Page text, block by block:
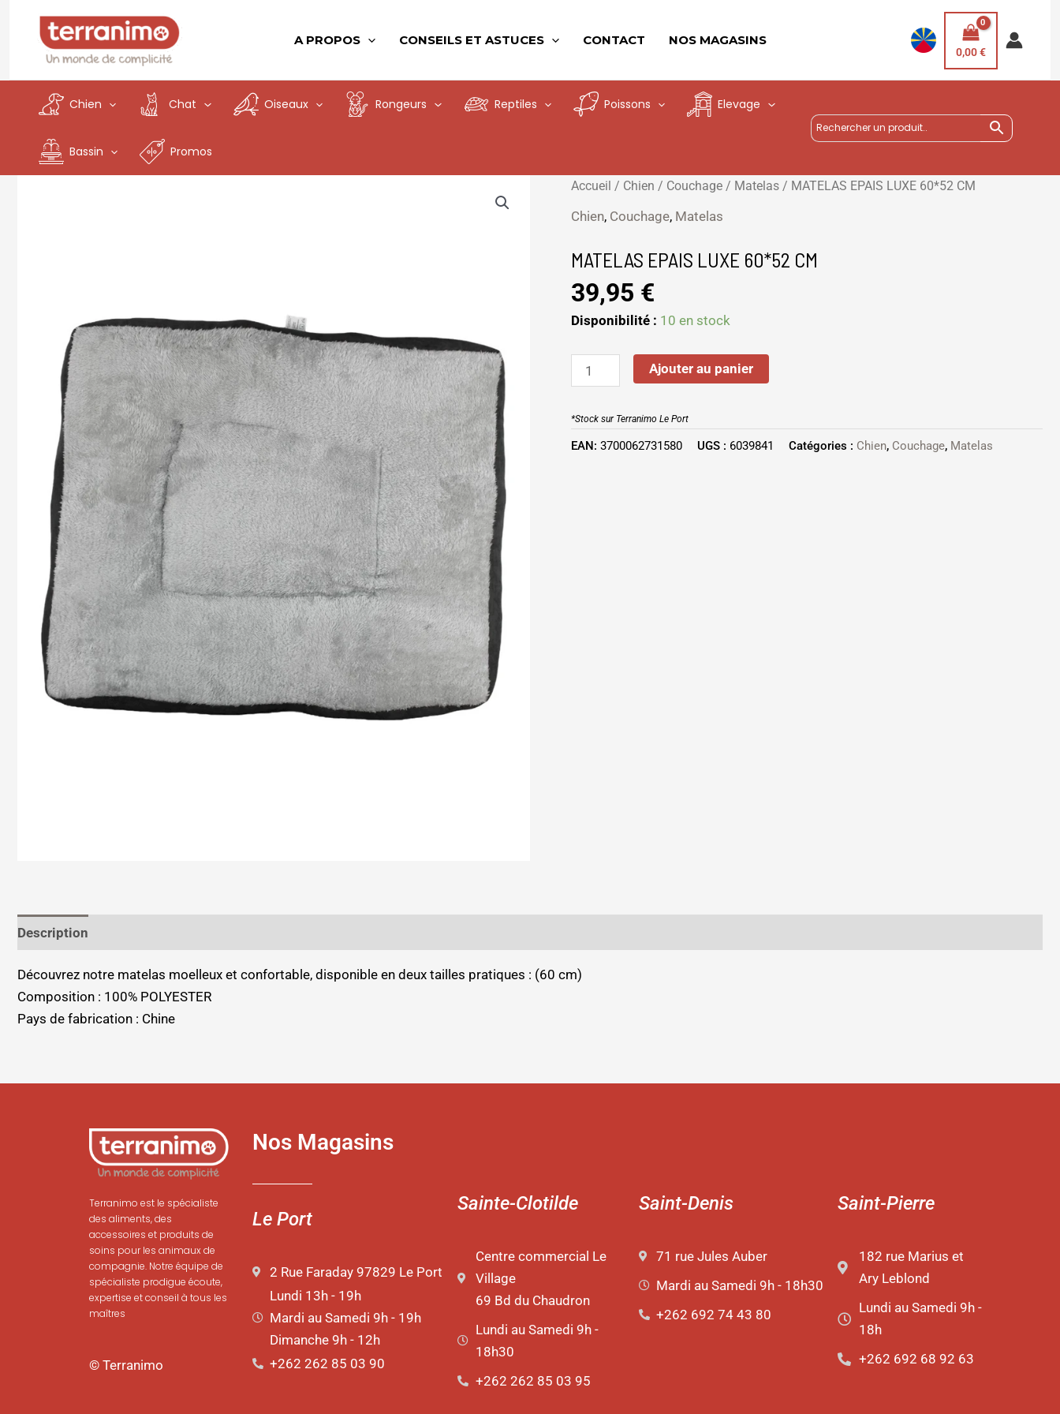
contenu
A PROPOS CONSEILS ET ASTUCES CONTACT NOS MAGASINS
0,00€
Chien Chat Oiseaux Rongeurs Reptiles Poissons Elevage
Bassin Promos
Accueil / Chien / Couchage / Matelas / MATELAS EPAIS LUXE 60*52 CM
Chien, Couchage, Matelas
MATELAS EPAIS LUXE 60*52 CM
39,95 €
Disponibilité : 10 en stock
quantité
de
EPAIS
60*52
CM
Ajouter au panier
*Stock sur Terranimo Le Port
EAN: 3700062731580 UGS : 6039841 Catégories : Chien, Couchage, Matelas
Description
Découvrez notre matelas moelleux et confortable, disponible en deux tailles pratiques : (60 cm)
Composition : 100% POLYESTER
Pays de fabrication : Chine
Terranimo est le spécialiste
des aliments, des
accessoires et produits de
soins pour les animaux de
compagnie. Notre équipe de
spécialiste prodigue écoute,
expertise et conseil à tous les
maîtres
© Terranimo
Nos Magasins
Le Port
2 Rue Faraday 97829 Le Port
Lundi 13h - 19h
Mardi au Samedi 9h - 19h
Dimanche 9h - 12h
+262 262 85 03 90
Sainte-Clotilde
Centre commercial Le
Village
69 Bd du Chaudron
Lundi au Samedi 9h -
18h30
+262 262 85 03 95
Saint-Denis
71 rue Jules Auber
Mardi au Samedi 9h - 18h30
+262 692 74 43 80
Saint-Pierre
182 rue Marius et
Ary Leblond
Lundi au Samedi 9h -
18h
+262 692 68 92 63